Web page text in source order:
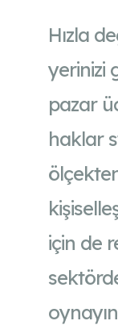
Hızla
yerinizi
pazar
haklar
için de